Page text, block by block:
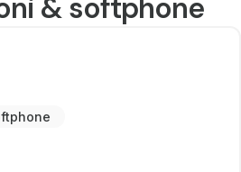
& softphone